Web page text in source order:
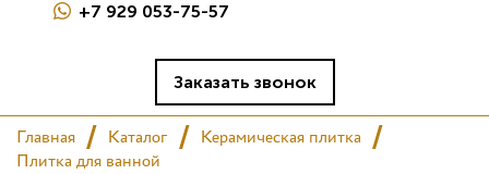
Керамическая плитка
Салон
+7 929 053-75-57
Заказать звонок
Главная Каталог
Керамическая плитка
Плитка для ванной